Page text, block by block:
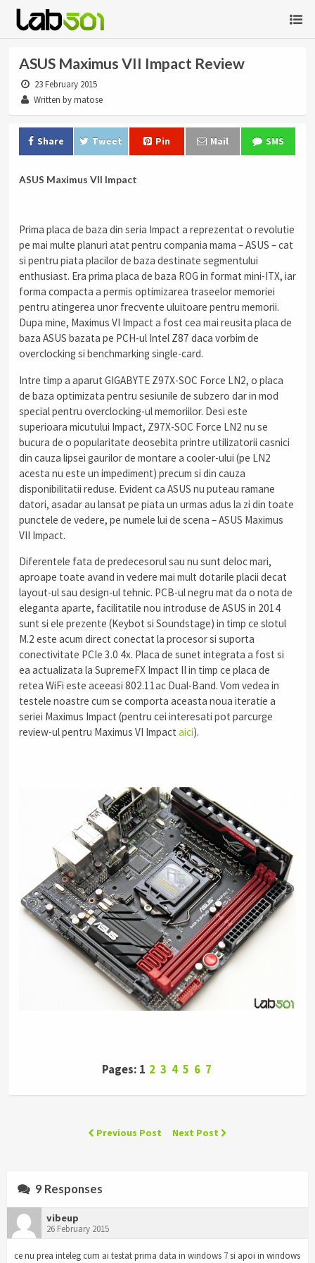
ASUS Maximus VII Impact Review
23 February 2015
Written by matose
Share Tweet Pin Mail SMS
ASUS Maximus VII Impact
Prima placa de baza din seria Impact a reprezentat o revolutie
pe mai multe planuri atat pentru compania mama – ASUS – cat
si pentru piata placilor de baza destinate segmentului
enthusiast. Era prima placa de baza ROG in format mini-ITX, iar
forma compacta a permis optimizarea traseelor memoriei
pentru atingerea unor frecvente uluitoare pentru memorii.
Dupa mine, Maximus VI Impact a fost cea mai reusita placa de
baza ASUS bazata pe PCH-ul Intel Z87 daca vorbim de
overclocking si benchmarking single-card.
Intre timp a aparut GIGABYTE Z97X-SOC Force LN2, o placa
de baza optimizata pentru sesiunile de subzero dar in mod
special pentru overclocking-ul memoriilor. Desi este
superioara micutului Impact, Z97X-SOC Force LN2 nu se
bucura de o popularitate deosebita printre utilizatorii casnici
din cauza lipsei gaurilor de montare a cooler-ului (pe LN2
acesta nu este un impediment) precum si din cauza
disponibilitatii reduse. Evident ca ASUS nu puteau ramane
datori, asadar au lansat pe piata un urmas adus la zi din toate
punctele de vedere, pe numele lui de scena – ASUS Maximus
VII Impact.
Diferentele fata de predecesorul sau nu sunt deloc mari,
aproape toate avand in vedere mai mult dotarile placii decat
layout-ul sau design-ul tehnic. PCB-ul negru mat da o nota de
eleganta aparte, facilitatile nou introduse de ASUS in 2014
sunt si ele prezente (Keybot si Soundstage) in timp ce slotul
M.2 este acum direct conectat la procesor si suporta
conectivitate PCIe 3.0 4x. Placa de sunet integrata a fost si
ea actualizata la SupremeFX Impact II in timp ce placa de
retea WiFi este aceeasi 802.11ac Dual-Band. Vom vedea in
testele noastre cum se comporta aceasta noua iteratie a
seriei Maximus Impact (pentru cei interesati pot parcurge
review-ul pentru Maximus VI Impact aici).
Pages: 1 2 3 4 5 6 7
Previous Post Next Post
9 Responses
vibeup
26 February 2015
ce nu prea inteleg cum ai testat prima data in windows 7 si apoi in windows